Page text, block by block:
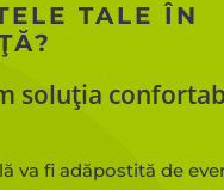
TALE ÎN
soluţia
va fi adăpostită de